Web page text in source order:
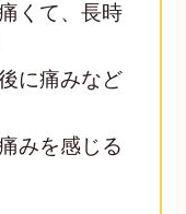
くて、長時
に痛みなど
みを感じる